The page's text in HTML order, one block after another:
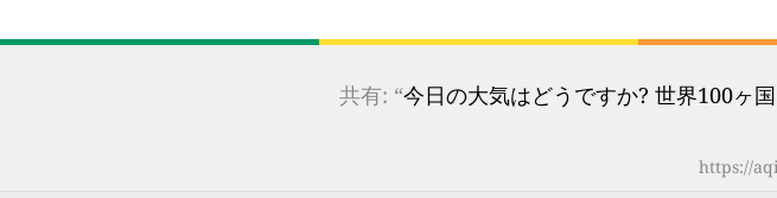
共有: “今日の大気はどうですか? 世界100ヶ
https://